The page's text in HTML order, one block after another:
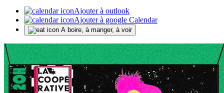
Ajouter à outlook
Ajouter à google Calendar
A boire, à manger, à voir